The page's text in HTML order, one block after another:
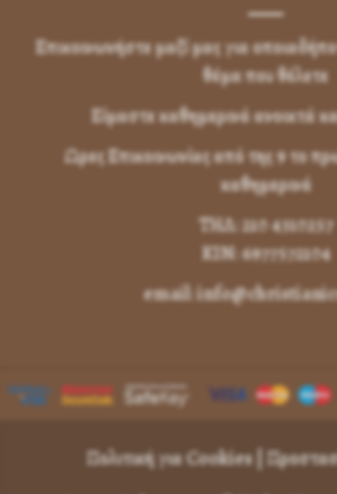
Επικοινωνήστε μαζί μας για
θέμα που θέλετε
Είμαστε καθημερινά ανοικτά
Ωρες Επικοινωνίας από της 9 το
καθημερινά
ΤΗΛ: 210 4310257
KIN: 6977572104
email:
Πολιτική για Cookies